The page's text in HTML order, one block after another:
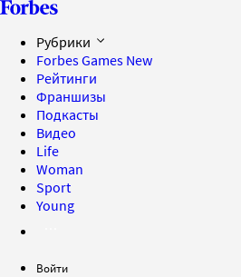
Рубрики
Forbes Games New
Рейтинги
Франшизы
Подкасты
Видео
Life
Woman
Sport
Young
Войти